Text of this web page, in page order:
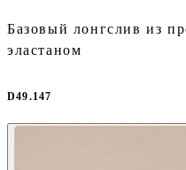
Базовый лонгслив из
эластаном
D49.147